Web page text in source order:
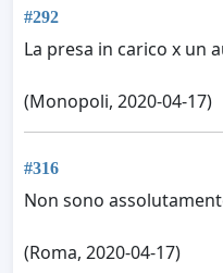
#292
La presa in carico x un
(Monopoli, 2020-04-17)
#316
Non sono
(Roma, 2020-04-17)